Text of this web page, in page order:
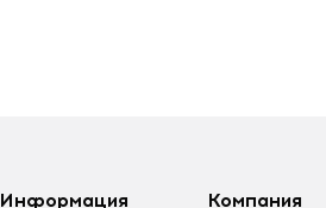
Информация Компания